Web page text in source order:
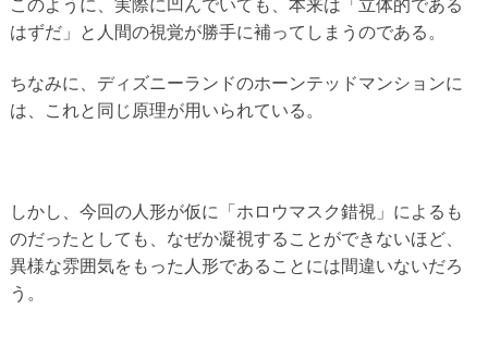
このように、実際に凹んでいても、本来は「立体的である
はずだ」と人間の視覚が勝手に補ってしまうのである。
ちなみに、ディズニーランドのホーンテッドマンションに
は、これと同じ原理が用いられている。
しかし、今回の人形が仮に「ホロウマスク錯視」によるも
のだったとしても、なぜか凝視することができないほど、
異様な雰囲気をもった人形であることには間違いないだろ
う。